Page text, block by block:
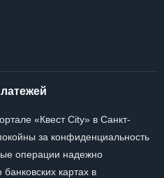
«Квест City» в Санкт-
за конфиденциальность
операции надежно
картах в